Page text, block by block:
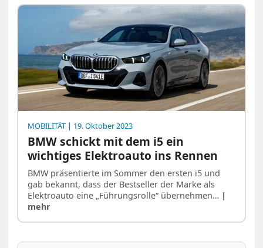
MOBILITÄT | 19. Oktober 2023
BMW schickt mit dem i5 ein
wichtiges Elektroauto ins Rennen
BMW präsentierte im Sommer den ersten i5 und
gab bekannt, dass der Bestseller der Marke als
Elektroauto eine „Führungsrolle“ übernehmen… |
mehr